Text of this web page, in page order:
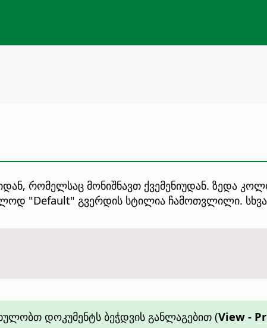
რომელსაც მონიშნავთ ქვემენიუდან. ზედა
"Default" გვერდის სტილია ჩამოთვლილი. სხვა
დოკუმენტს ბეჭდვის განლაგებით (View -